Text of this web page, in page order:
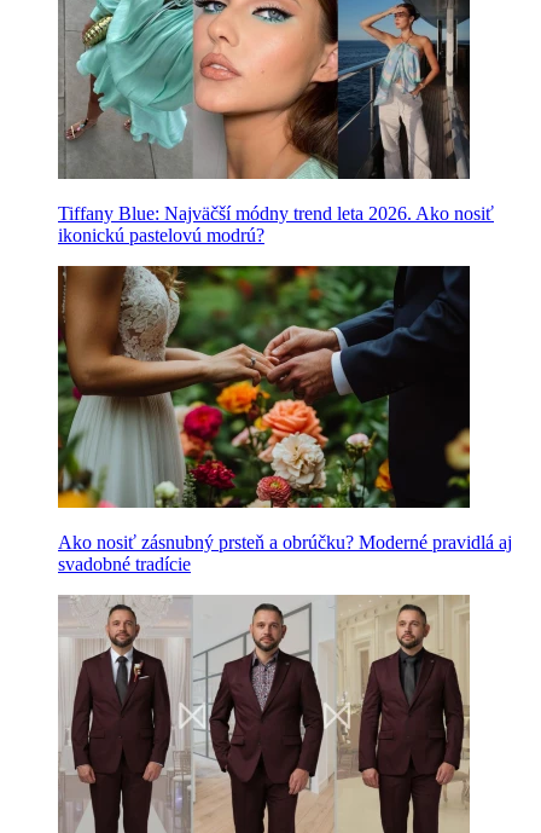
Tiffany Blue: Najväčší módny trend leta 2026. Ako nosiť
ikonickú pastelovú modrú?
Ako nosiť zásnubný prsteň a obrúčku? Moderné pravidlá aj
svadobné tradície